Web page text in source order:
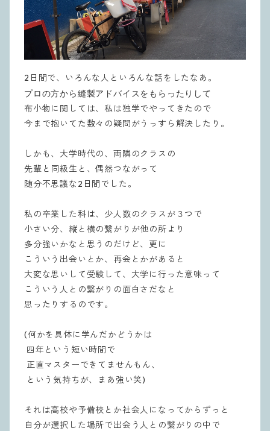
2日間で、いろんな人といろんな話をしたなあ。
プロの方から縫製アドバイスを もらったりして
布小物に関しては、私は独学でやってきたので
今まで抱いてた数々の疑問がうっすら解決したり。
しかも、大学時代の、両隣のクラスの
先輩と同級生と、偶然つながって
随分不思議な2日間でした。
私の卒業した科は、少人数のクラスが３つで
小さい分、縦と横の繋がりが他の所より
多分強いかなと思うのだけど、更に
こういう出会いとか、再会とかがあると
大変な思いして受験して、大学に行った意味って
こういう人との繋がりの面白さだなと
思ったりするのです。
(何かを具体に学んだかどうかは
四年という短い時間で
正直マスターできてませんもん、
という気持ちが、まあ 強い笑)
それは高校や予備校とか社会人になってからずっと
自分が選択した場所で出会う人との繋がりの中で